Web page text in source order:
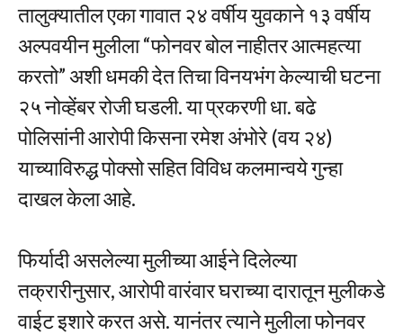
तालुक्यातील एका गावात २४ वर्षीय युवकाने १३ वर्षीय
अल्पवयीन मुलीला “फोनवर बोल नाहीतर आत्महत्या
करतो” अशी धमकी देत तिचा विनयभंग केल्याची घटना
२५ नोव्हेंबर रोजी घडली. या प्रकरणी धा. बढे
पोलिसांनी आरोपी किसना रमेश अंभोरे (वय २४)
याच्याविरुद्ध पोक्सो सहित विविध कलमान्वये गुन्हा
दाखल केला आहे.
फिर्यादी असलेल्या मुलीच्या आईने दिलेल्या
तक्रारीनुसार, आरोपी वारंवार घराच्या दारातून मुलीकडे
वाईट इशारे करत असे. यानंतर त्याने मुलीला फोनवर